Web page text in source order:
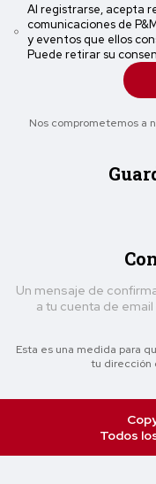
Al registrarse, acepta
comunicaciones de
y eventos que ellos
Puede retirar su
Nos comprometemos a
Un mensaje de
a tu cuenta de
Esta es una medida para
tu dirección
Todos